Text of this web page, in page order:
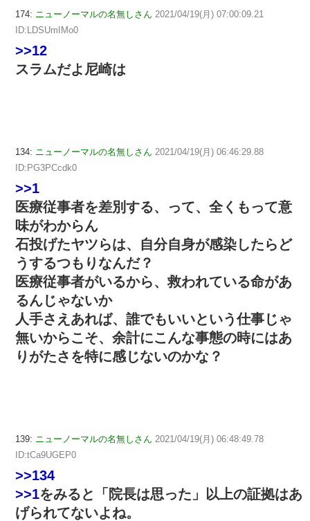
174: ニューノーマルの名無しさん 2021/04/19(月) 07:00:09.21
ID:LDSUmIMo0
>>12
スラムだよ尼崎は
134: ニューノーマルの名無しさん 2021/04/19(月) 06:46:29.88
ID:PG3PCcdk0
>>1
医療従事者を差別する、って、全くもって意
味がわからん
石投げたヤツらは、自分自身が感染したらど
うするつもりなんだ？
医療従事者がいるから、救われている命があ
るんじゃないか
人手さえあれば、誰でもいいという仕事じゃ
無いからこそ、余計にこんな事態の時にはあ
りがたさを特に感じないのかな？
139: ニューノーマルの名無しさん 2021/04/19(月) 06:48:49.78
ID:tCa9UGEP0
>>134
>>1をみると「院長は思った」以上の証拠はあ
げられてないよね。